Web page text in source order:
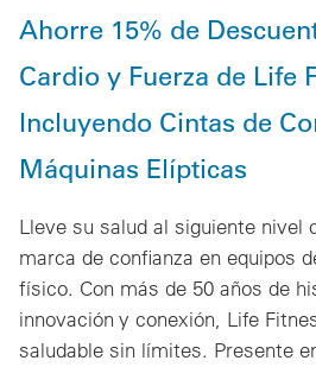
Ahorre 15% de
Cardio y Fuerza de Life
Incluyendo Cintas de
Máquinas Elípticas
Lleve su salud al siguiente nivel
marca de confianza en equipos
físico. Con más de 50 años de
innovación y conexión, Life
saludable sin límites. Presente